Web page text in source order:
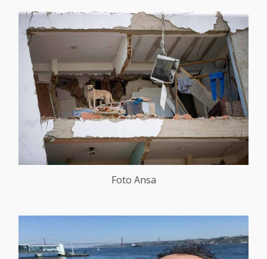
Foto Ansa